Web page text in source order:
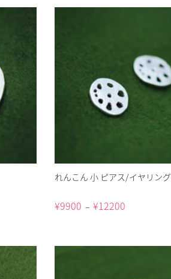
れんこん 小 ピアス/イヤリング
¥9900 – ¥12200